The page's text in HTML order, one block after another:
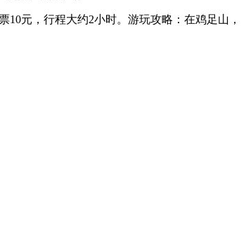
元，行程大约2小时。游玩攻略：在鸡足山，